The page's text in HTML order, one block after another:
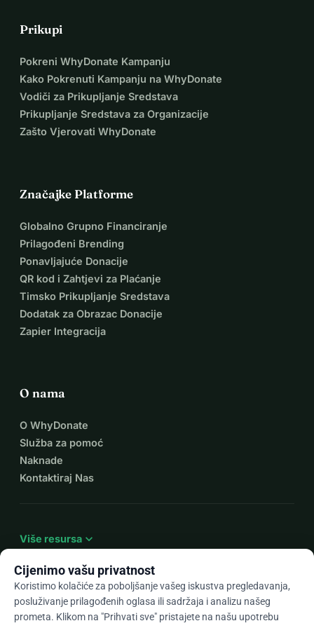
troškovi su preveliki. Ovdje na
Filipinima, kada je riječ o lijekovima i
tretmanima, morate platiti unaprijed,
inače nećete biti liječeni.
služiti Bogu, brinuti se o svom sinu i
mužu. Uz vašu dobrotu i pomoć, sve
ovo bit će moguće za moje
ozdravljenje, nastavak moje misije i da
napravim razliku za druge.
Vaše molitve su mi jako važne i iskreno
i s drugima! Hvala vam puno i neka vas
S poštovanjem,
Charity Hope Sanchez
Prikupi
Pokreni WhyDonate Kampanju
Kako Pokrenuti Kampanju na WhyDonate
Vodiči za Prikupljanje Sredstava
Prikupljanje Sredstava za Organizacije
Zašto Vjerovati WhyDonate
Značajke Platforme
Globalno Grupno Financiranje
Prilagođeni Brending
Ponavljajuće Donacije
QR kod i Zahtjevi za Plaćanje
Timsko Prikupljanje Sredstava
Dodatak za Obrazac Donacije
Zapier Integracija
O nama
O WhyDonate
Služba za pomoć
Naknade
Kontaktiraj Nas
Više resursa expand_more
Hr arrow_drop_down
Cijenimo vašu privatnost
Koristimo kolačiće za poboljšanje vašeg iskustva pregledavanja,
posluživanje prilagođenih oglasa ili sadržaja i analizu našeg
prometa. Klikom na "Prihvati sve" pristajete na našu upotrebu